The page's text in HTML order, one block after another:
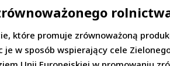
które promuje zrównoważoną
je w sposób wspierający cele